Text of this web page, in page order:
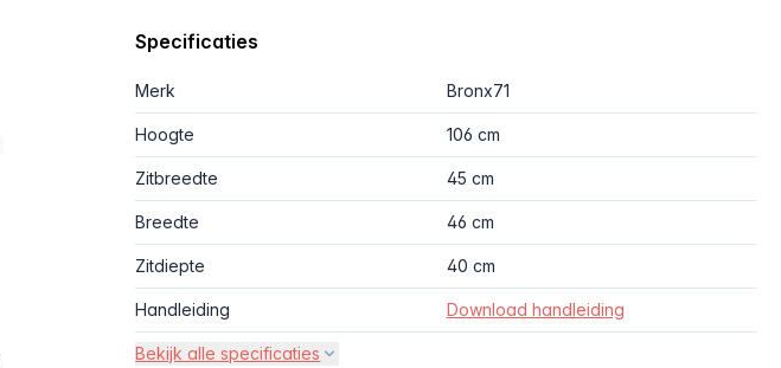
Specificaties
Merk Bronx71
Hoogte 106 cm
Zitbreedte 45 cm
Breedte 46 cm
Zitdiepte 40 cm
Handleiding Download handleiding
Bekijk alle specificaties